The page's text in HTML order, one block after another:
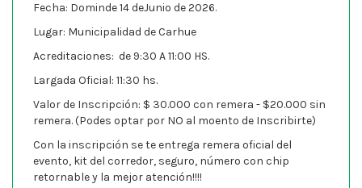
Fecha: Dominde 14 deJunio de 2026.
Lugar: Municipalidad de Carhue
Acreditaciones: de 9:30 A 11:00 HS.
Largada Oficial: 11:30 hs.
Valor de Inscripción: $ 30.000 con remera - $20.000 sin
remera. (Podes optar por NO al moento de Inscribirte)
Con la inscripción se te entrega remera oficial del
evento, kit del corredor, seguro, número con chip
retornable y la mejor atención!!!!